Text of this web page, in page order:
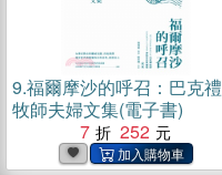
9.福爾摩沙的呼召：巴克禮
牧師夫婦文集(電子書)
7
252